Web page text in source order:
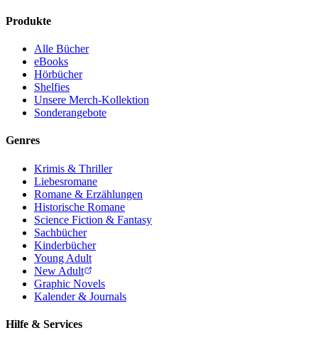
Produkte
Alle Bücher
eBooks
Hörbücher
Shelfies
Unsere Merch-Kollektion
Sonderangebote
Genres
Krimis & Thriller
Liebesromane
Romane & Erzählungen
Historische Romane
Science Fiction & Fantasy
Sachbücher
Kinderbücher
Young Adult
New Adult
Graphic Novels
Kalender & Journals
Hilfe & Services